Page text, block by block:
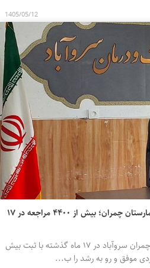
1405/05/12
رشد پوشش خدمات سونوگرافی بیمارستان چمران؛ بیش از ۴۴۰۰ مراجعه در ۱۷
بخش سونوگرافی بیمارستان شهید چمران سروآباد در ۱۷ ماه گذشته با ثبت بیش